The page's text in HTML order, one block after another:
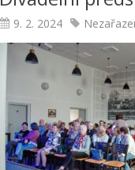
9. 2. 2024